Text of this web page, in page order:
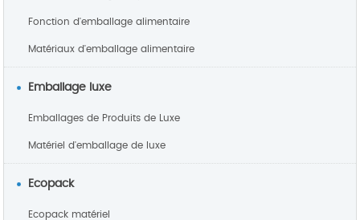
Fonction d'emballage alimentaire
Matériaux d'emballage alimentaire
Emballage luxe
Emballages de Produits de Luxe
Matériel d'emballage de luxe
Ecopack
Ecopack matériel